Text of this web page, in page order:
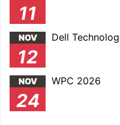
11
NOV
12
Dell
NOV
24
WPC 2026